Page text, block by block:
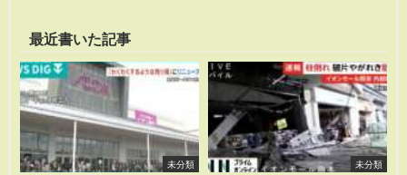
最近書いた記事
未分類 未分類